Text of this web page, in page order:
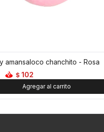
amansaloco chanchito - Rosa
$ 102